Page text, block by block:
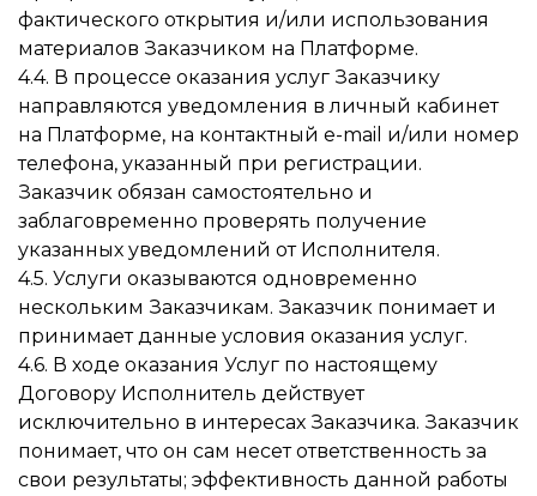
фактического открытия и/или использования
материалов Заказчиком на Платформе.
4.4. В процессе оказания услуг Заказчику
направляются уведомления в личный кабинет
на Платформе, на контактный e-mail и/или номер
телефона, указанный при регистрации.
Заказчик обязан самостоятельно и
заблаговременно проверять получение
указанных уведомлений от Исполнителя.
4.5. Услуги оказываются одновременно
нескольким Заказчикам. Заказчик понимает и
принимает данные условия оказания услуг.
4.6. В ходе оказания Услуг по настоящему
Договору Исполнитель действует
исключительно в интересах Заказчика. Заказчик
понимает, что он сам несет ответственность за
свои результаты; эффективность данной работы